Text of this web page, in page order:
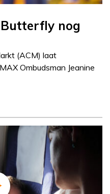
nog
(ACM) laat
Ombudsman Jeanine